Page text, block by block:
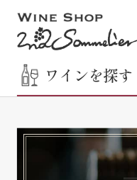
ワインを探す